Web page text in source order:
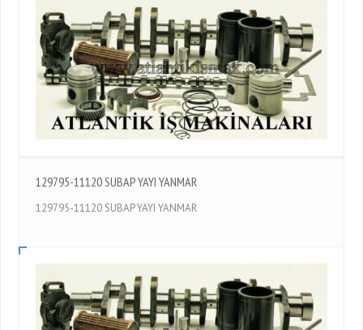
129795-11120 SUBAP YAYI YANMAR
129795-11120 SUBAP YAYI YANMAR